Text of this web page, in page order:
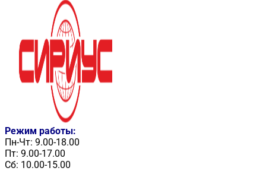
Режим работы:
Пн-Чт: 9.00-18.00
Пт: 9.00-17.00
Сб: 10.00-15.00